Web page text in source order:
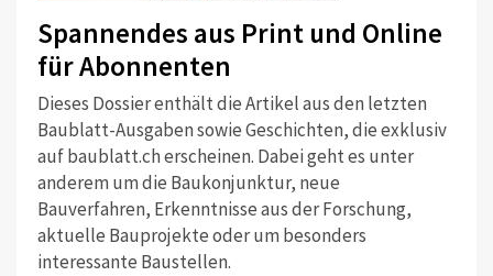
Spannendes aus Print und Online
für Abonnenten
Dieses Dossier enthält die Artikel aus den letzten
Baublatt-Ausgaben sowie Geschichten, die exklusiv
auf baublatt.ch erscheinen. Dabei geht es unter
anderem um die Baukonjunktur, neue
Bauverfahren, Erkenntnisse aus der Forschung,
aktuelle Bauprojekte oder um besonders
interessante Baustellen.